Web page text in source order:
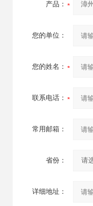
产品：
您的单位：
您的姓名：
联系电话：
常用邮箱：
省份：
详细地址：